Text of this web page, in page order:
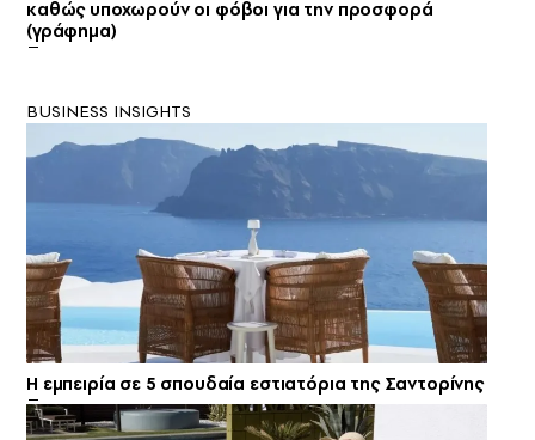
καθώς υποχωρούν οι φόβοι για την προσφορά
(γράφημα)
BUSINESS INSIGHTS
Η εμπειρία σε 5 σπουδαία εστιατόρια της Σαντορίνης